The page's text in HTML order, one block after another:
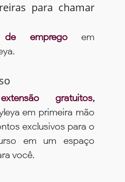
para chamar
de empregoem
gratuitos,
em primeira mão
exclusivos para o
em um espaço
você.